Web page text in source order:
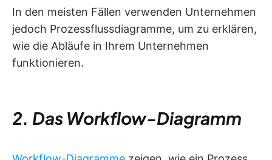
In den meisten Fällen verwenden Unternehmen
jedoch Prozessflussdiagramme, um zu erklären,
wie die Abläufe in Ihrem Unternehmen
funktionieren.
2. Das Workflow-Diagramm